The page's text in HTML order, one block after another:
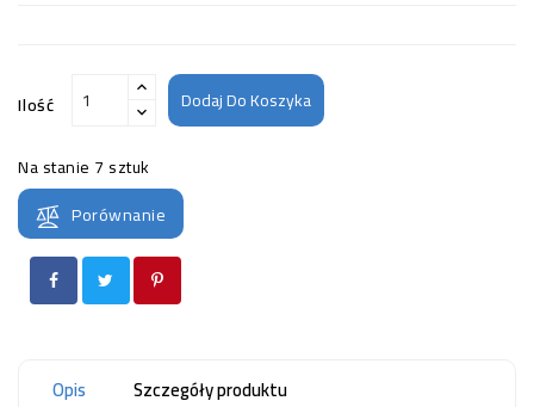
Ilość Dodaj Do Koszyka
Na stanie 7 sztuk
Porównanie
Opis Szczegóły produktu